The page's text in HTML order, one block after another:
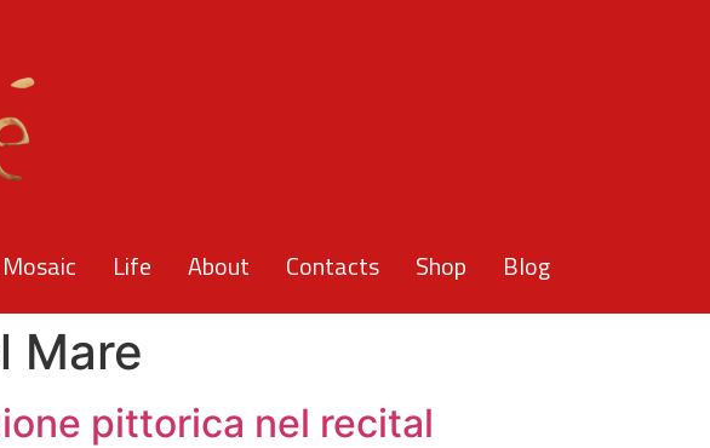
Life About Contacts Shop Blog
Mare
pittorica nel recital